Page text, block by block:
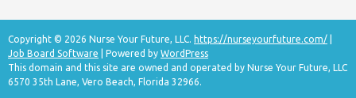
Copyright © 2026 Nurse Your Future, LLC. https://nurseyourfuture.com/
Job Board Software | Powered by WordPress
This domain and this site are owned and operated by Nurse Your Future, LLC
6570 35th Lane, Vero Beach, Florida 32966.